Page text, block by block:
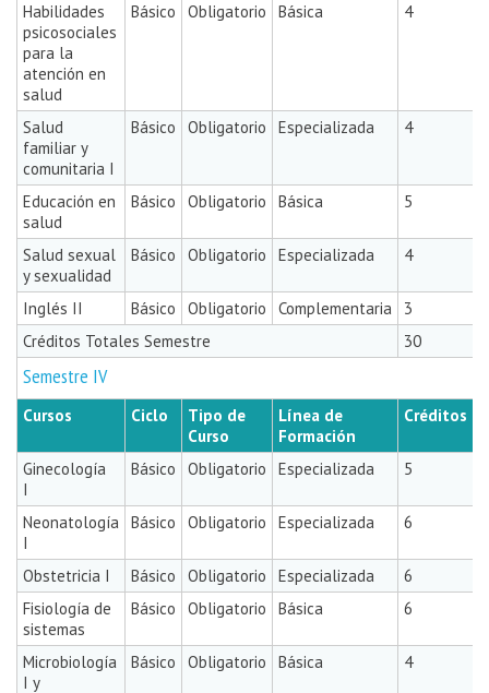
Habilidades
psicosociales
para la
atención en
salud
Básico Obligatorio Básica 4
Salud
familiar y
comunitaria I
Básico Obligatorio Especializada 4
Educación en
salud
Básico Obligatorio Básica 5
Salud sexual
y sexualidad
Básico Obligatorio Especializada 4
Inglés II Básico Obligatorio Complementaria
3
Créditos Totales Semestre
30
Semestre IV
Cursos Ciclo
Tipo de
Curso
Línea de
Formación
Créditos
Ginecología
I
Básico Obligatorio Especializada 5
Neonatología
I
Básico Obligatorio Especializada 6
Obstetricia I Básico Obligatorio Especializada
6
Fisiología de
sistemas
Básico Obligatorio Básica 6
Microbiología
I y
Básico Obligatorio Básica 4